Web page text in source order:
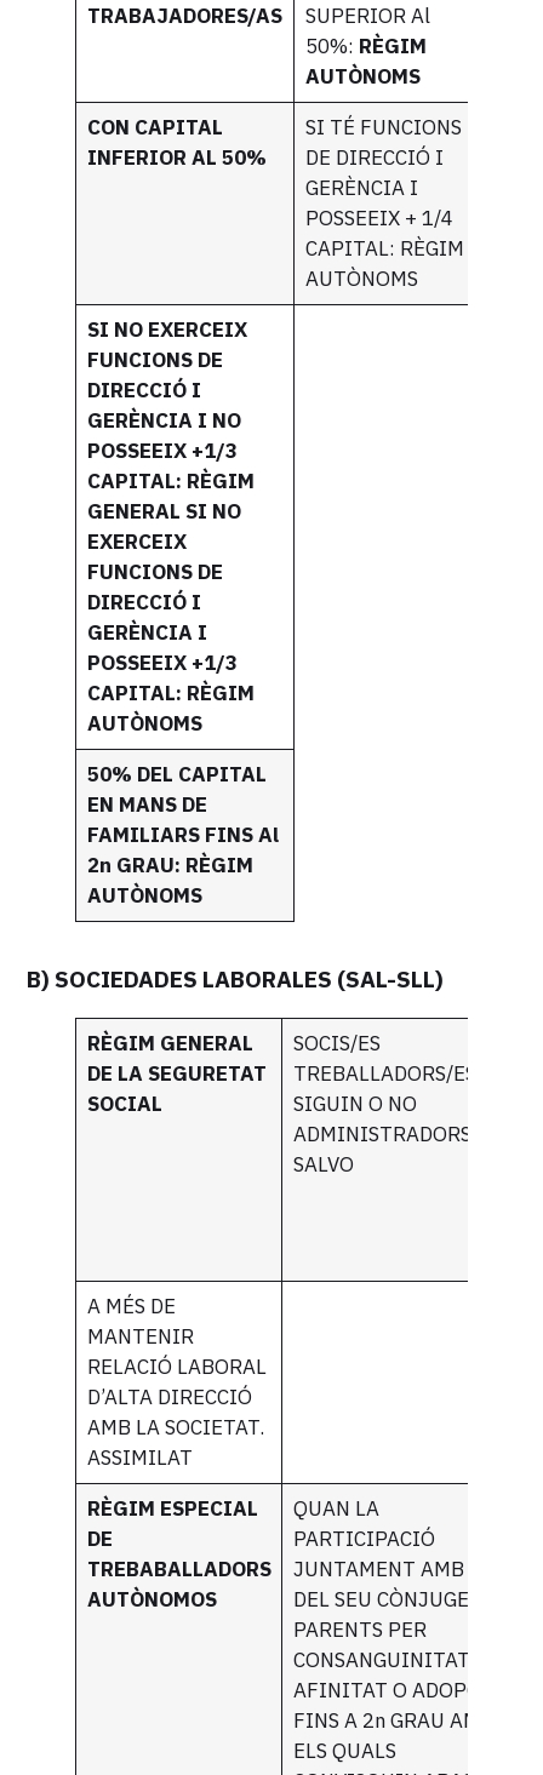
TRABAJADORES/AS
SUPERIOR Al
50%: RÈGIM
AUTÒNOMS
CON CAPITAL
INFERIOR AL 50%
SI TÉ FUNCIONS
DE DIRECCIÓ I
GERÈNCIA I
POSSEEIX + 1/4
CAPITAL: RÈGIM
AUTÒNOMS
SI NO EXERCEIX
FUNCIONS DE
DIRECCIÓ I
GERÈNCIA I NO
POSSEEIX +1/3
CAPITAL: RÈGIM
GENERAL SI NO
EXERCEIX
FUNCIONS DE
DIRECCIÓ I
GERÈNCIA I
POSSEEIX +1/3
CAPITAL: RÈGIM
AUTÒNOMS
50% DEL CAPITAL
EN MANS DE
FAMILIARS FINS Al
2n GRAU: RÈGIM
AUTÒNOMS
B) SOCIEDADES LABORALES (SAL-SLL)
RÈGIM GENERAL
DE LA SEGURETAT
SOCIAL
SOCIS/ES
TREBALLADORS/ES
SIGUIN O NO
ADMINISTRADORS/ES
SALVO
A MÉS DE
MANTENIR
RELACIÓ LABORAL
D’ALTA DIRECCIÓ
AMB LA SOCIETAT.
ASSIMILAT
RÈGIM ESPECIAL
DE
TREBABALLADORS
AUTÒNOMOS
QUAN LA
PARTICIPACIÓ
JUNTAMENT AMB LA
DEL SEU CÒNJUGE I
PARENTS PER
CONSANGUINITAT,
AFINITAT O ADOPCIÓ
FINS A 2n GRAU AMB
ELS QUALS